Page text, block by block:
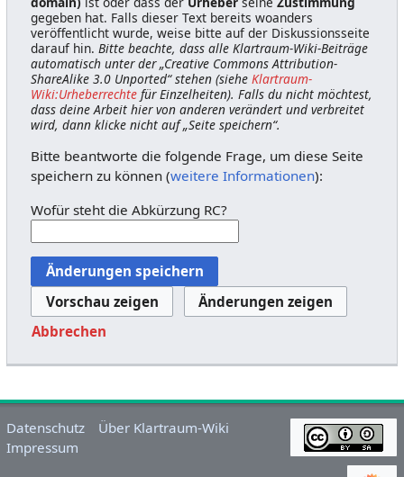
gegeben hat. Falls dieser Text bereits woanders
veröffentlicht wurde, weise bitte auf der Diskussionsseite
darauf hin.Bitte beachte, dass alle Klartraum-Wiki-Beiträge
automatisch unter der „Creative Commons Attribution-
ShareAlike 3.0 Unported“ stehen (sieheKlartraum-
Wiki:Urheberrechte für Einzelheiten). Falls du nicht möchtest,
dass deine Arbeit hier von anderen verändert und verbreitet
wird, dann klicke nicht auf „Seite speichern“.
Bitte beantworte die folgende Frage, um diese Seite
speichern zu können (weitere Informationen):
Wofür steht die Abkürzung RC?
Abbrechen
Datenschutz
Über Klartraum-Wiki
Impressum